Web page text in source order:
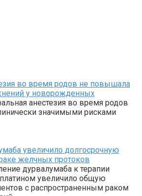
во время родов не повышала
у новорожденных
анестезия во время родов
значимыми рисками
увеличило долгосрочную
желчных протоков
дурвалумаба к терапии
увеличило общую
с распространенным раком